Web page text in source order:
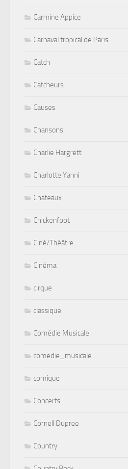
Carmine Appice
Carnaval tropical de Paris
Catch
Catcheurs
Causes
Chansons
Charlie Hargrett
Charlotte Yanni
Chateaux
Chickenfoot
Ciné/Théâtre
Cinéma
cirque
classique
Comédie Musicale
comedie_musicale
comique
Concerts
Cornell Dupree
Country